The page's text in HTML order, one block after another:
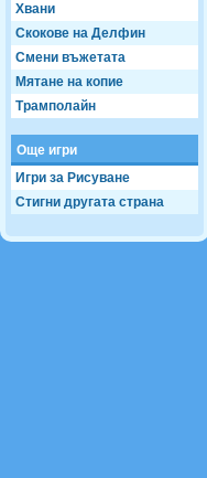
Хвани
Скокове на Делфин
Смени въжетата
Мятане на копие
Трамполайн
Още игри
Игри за Рисуване
Стигни другата страна